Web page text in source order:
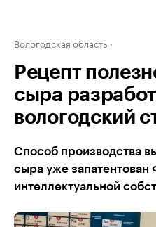
Вологодская область
Рецепт
сыра
вологодский
Способ производства
сыра уже
интеллектуальной